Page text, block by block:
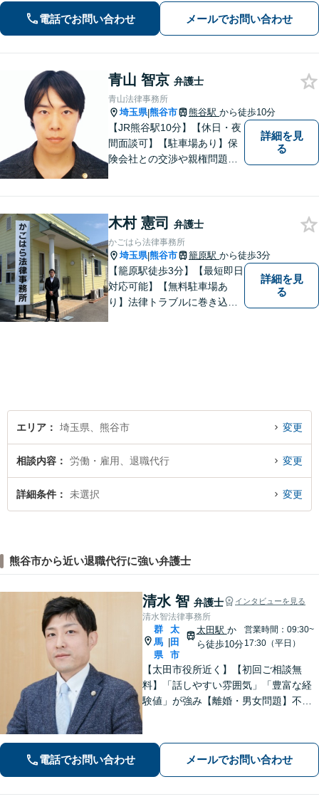
電話でお問い合わせ メールでお問い合わせ
青山 智京 弁護士
青山法律事務所
埼玉県|熊谷市 熊谷駅 から徒歩10分
【JR熊谷駅10分】【休日・夜
間面談可】【駐車場あり】保
険会社との交渉や親権問題、
が高い」と感じる方も、まず
はお気持ちをお聞かせくださ
い。
詳細を見
る
木村 憲司 弁護士
かごはら法律事務所
埼玉県|熊谷市 籠原駅 から徒歩3分
【籠原駅徒歩3分】【最短即日
対応可能】【無料駐車場あ
り】法律トラブルに巻き込ま
詳細を見
る
エリア 埼玉県、熊谷市 変更
相談内容 労働・雇用、退職代行 変更
詳細条件 未選択 変更
熊谷市から近い退職代行に強い弁護士
清水 智 弁護士 インタビューを見る
清水智法律事務所
群
馬
県
太
田
市
太田駅 か
ら徒歩10分
営業時間：09:30~
17:30（平日）
【太田市役所近く】【初回ご相談無
料】「話しやすい雰囲気」「豊富な経
験値」が強み【離婚・男女問題】不
心がけています。交通事故、刑事事
件、医療問題などにも対応【休日の対
応可】
電話でお問い合わせ メールでお問い合わせ